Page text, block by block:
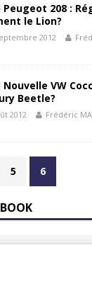
Peugeot 208 :
le Lion?
2012
Nouvelle VW
Beetle?
2012 Frédéric
5 6